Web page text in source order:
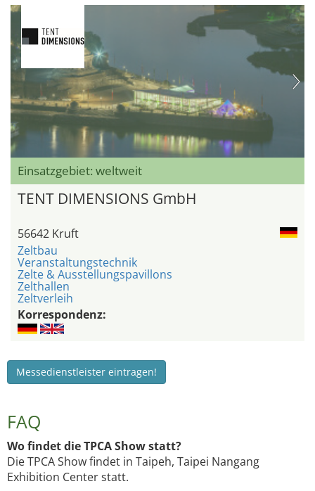
Einsatzgebiet: weltweit
TENT DIMENSIONS GmbH
56642 Kruft
Zeltbau
Veranstaltungstechnik
Zelte & Ausstellungspavillons
Zelthallen
Zeltverleih
Korrespondenz:
Messedienstleister eintragen!
FAQ
Wo findet die TPCA Show statt?
Die TPCA Show findet in Taipeh, Taipei Nangang
Exhibition Center statt.